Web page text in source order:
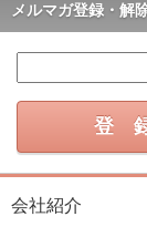
メルマガ登録・解
会社紹介